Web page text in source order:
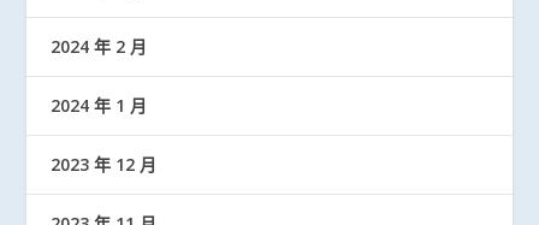
2024 年 2 月
2024 年 1 月
2023 年 12 月